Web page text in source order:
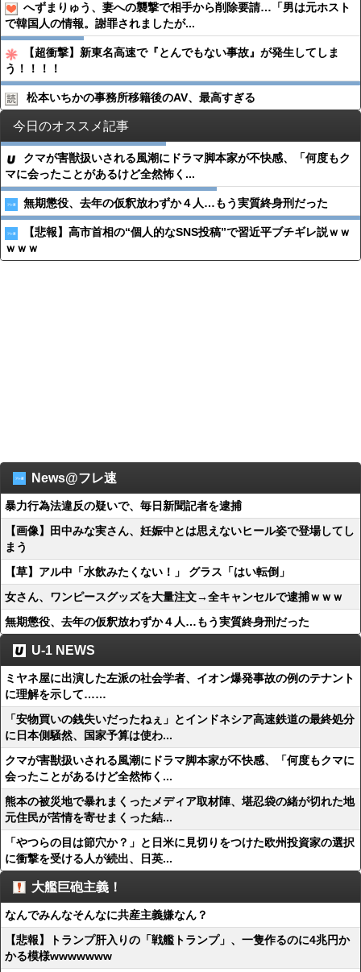
へずまりゅう、妻への襲撃で相手から削除要請…「男は元ホスト
で韓国人の情報。謝罪されましたが...
【超衝撃】新東名高速で『とんでもない事故』が発生してしま
う！！！！
松本いちかの事務所移籍後のAV、最高すぎる
今日のオススメ記事
クマが害獣扱いされる風潮にドラマ脚本家が不快感、「何度もク
マに会ったことがあるけど全然怖く...
無期懲役、去年の仮釈放わずか４人…もう実質終身刑だった
【悲報】高市首相の“個人的なSNS投稿”で習近平ブチギレ説ｗｗ
ｗｗｗ
News@フレ速
暴力行為法違反の疑いで、毎日新聞記者を逮捕
【画像】田中みな実さん、妊娠中とは思えないヒール姿で登場してし
まう
【草】アル中「水飲みたくない！」 グラス「はい転倒」
女さん、ワンピースグッズを大量注文→全キャンセルで逮捕ｗｗｗ
無期懲役、去年の仮釈放わずか４人…もう実質終身刑だった
U-1 NEWS
ミヤネ屋に出演した左派の社会学者、イオン爆発事故の例のテナント
に理解を示して……
「安物買いの銭失いだったねぇ」とインドネシア高速鉄道の最終処分
に日本側騒然、国家予算は使わ...
クマが害獣扱いされる風潮にドラマ脚本家が不快感、「何度もクマに
会ったことがあるけど全然怖く...
熊本の被災地で暴れまくったメディア取材陣、堪忍袋の緒が切れた地
元住民が苦情を寄せまくった結...
「やつらの目は節穴か？」と日米に見切りをつけた欧州投資家の選択
に衝撃を受ける人が続出、日英...
大艦巨砲主義！
なんでみんなそんなに共産主義嫌なん？
【悲報】トランプ肝入りの「戦艦トランプ」、一隻作るのに4兆円か
かる模様wwwwwww